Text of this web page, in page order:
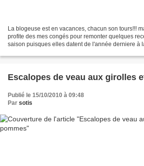
La blogeuse est en vacances, chacun son tours!!!
profite des mes congés pour remonter quelques
saison puisques elles datent de l'année derniere à
Escalopes de veau aux girolles
Publié le 15/10/2010 à 09:48
Par sotis